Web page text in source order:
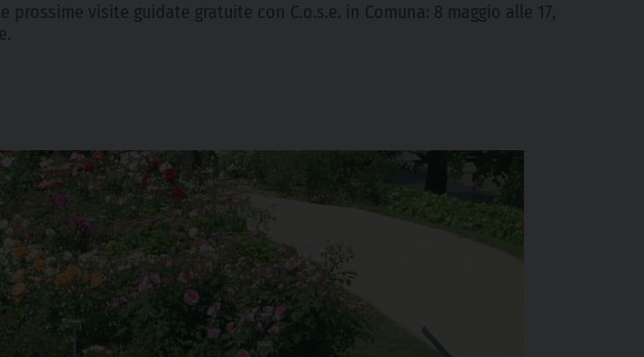
visite guidate gratuite con C.o.s.e. in Comuna: 8 maggio alle 17,